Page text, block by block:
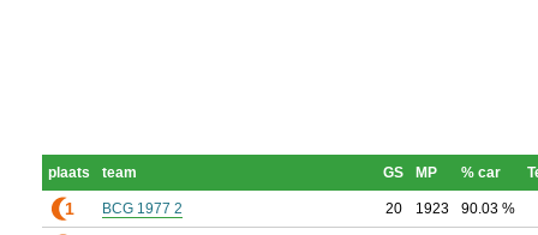
plaats team GS MP % car
1 BCG 1977 2 20 1923 90.03 %